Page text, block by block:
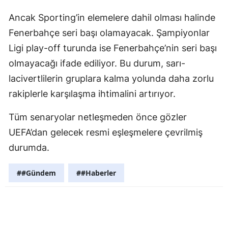
Samsun
Sivas
Ancak Sporting’in elemelere dahil olması halinde
Fenerbahçe seri başı olamayacak. Şampiyonlar
Ligi play-off turunda ise Fenerbahçe’nin seri başı
olmayacağı ifade ediliyor. Bu durum, sarı-
lacivertlilerin gruplara kalma yolunda daha zorlu
rakiplerle karşılaşma ihtimalini artırıyor.
Tüm senaryolar netleşmeden önce gözler
UEFA’dan gelecek resmi eşleşmelere çevrilmiş
durumda.
##Gündem ##Haberler